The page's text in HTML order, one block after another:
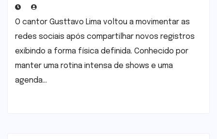
Reação de Andressa Suita
O cantor Gusttavo Lima voltou a movimentar as
redes sociais após compartilhar novos registros
exibindo a forma física definida. Conhecido por
manter uma rotina intensa de shows e uma
agenda…